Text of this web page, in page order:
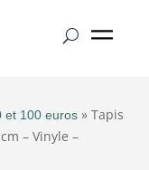
et 100 euros » Tapis
– Vinyle –